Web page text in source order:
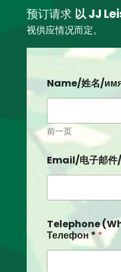
预订请求 以 JJ
视供应情况而定。
Name/姓名/
前一页
Email/电子邮件
Telephone
Телефон **